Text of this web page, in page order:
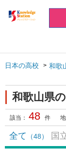
日本の高校 和歌
和歌山県
該当： 48 件
全て （48） 国